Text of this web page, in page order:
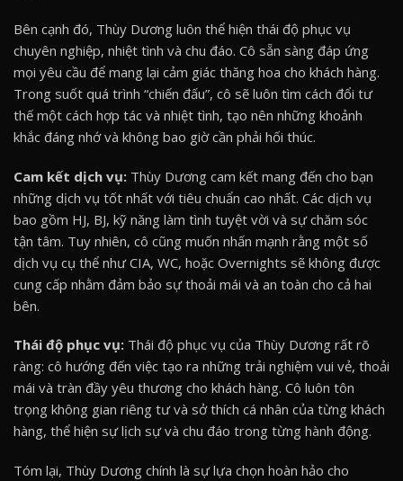
Bên cạnh đó, Thùy Dương luôn thể hiện thái độ phục vụ
chuyên nghiệp, nhiệt tình và chu đáo. Cô sẵn sàng đáp ứng
mọi yêu cầu để mang lại cảm giác thăng hoa cho khách hàng.
Trong suốt quá trình “chiến đấu”, cô sẽ luôn tìm cách đổi tư
thế một cách hợp tác và nhiệt tình, tạo nên những khoảnh
khắc đáng nhớ và không bao giờ cần phải hối thúc.
Cam kết dịch vụ: Thùy Dương cam kết mang đến cho bạn
những dịch vụ tốt nhất với tiêu chuẩn cao nhất. Các dịch vụ
bao gồm HJ, BJ, kỹ năng làm tình tuyệt vời và sự chăm sóc
tận tâm. Tuy nhiên, cô cũng muốn nhấn mạnh rằng một số
dịch vụ cụ thể như CIA, WC, hoặc Overnights sẽ không được
cung cấp nhằm đảm bảo sự thoải mái và an toàn cho cả hai
bên.
Thái độ phục vụ: Thái độ phục vụ của Thùy Dương rất rõ
ràng: cô hướng đến việc tạo ra những trải nghiệm vui vẻ, thoải
mái và tràn đầy yêu thương cho khách hàng. Cô luôn tôn
trọng không gian riêng tư và sở thích cá nhân của từng khách
hàng, thể hiện sự lịch sự và chu đáo trong từng hành động.
Tóm lại, Thùy Dương chính là sự lựa chọn hoàn hảo cho